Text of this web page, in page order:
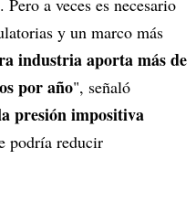
a veces es necesario
y un marco más
industria aporta más de
por año", señaló
presión impositiva
podría reducir